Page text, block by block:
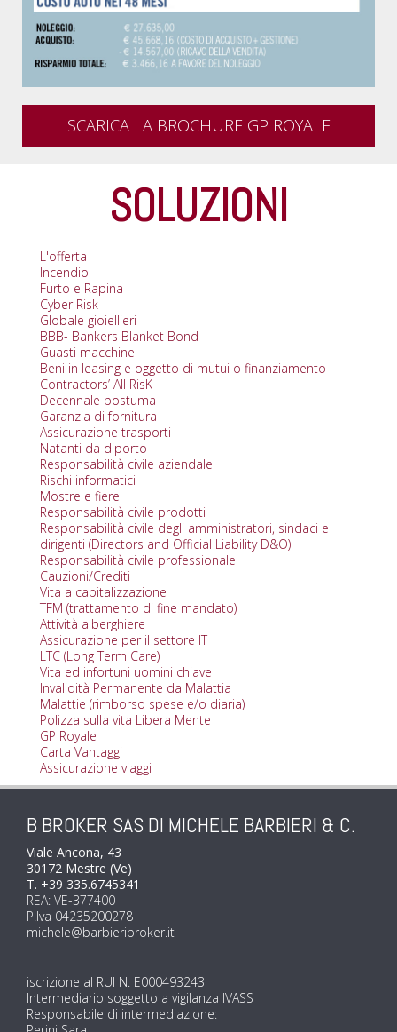
SCARICA LA BROCHURE GP ROYALE
SOLUZIONI
L'offerta
Incendio
Furto e Rapina
Cyber Risk
Globale gioiellieri
BBB- Bankers Blanket Bond
Guasti macchine
Beni in leasing e oggetto di mutui o finanziamento
Contractors’ All RisK
Decennale postuma
Garanzia di fornitura
Assicurazione trasporti
Natanti da diporto
Responsabilità civile aziendale
Rischi informatici
Mostre e fiere
Responsabilità civile prodotti
Responsabilità civile degli amministratori, sindaci e
dirigenti (Directors and Official Liability D&O)
Responsabilità civile professionale
Cauzioni/Crediti
Vita a capitalizzazione
TFM (trattamento di fine mandato)
Attività alberghiere
Assicurazione per il settore IT
LTC (Long Term Care)
Vita ed infortuni uomini chiave
Invalidità Permanente da Malattia
Malattie (rimborso spese e/o diaria)
Polizza sulla vita Libera Mente
GP Royale
Carta Vantaggi
Assicurazione viaggi
B BROKER SAS DI MICHELE BARBIERI & C.
Viale Ancona, 43
30172 Mestre (Ve)
T. +39 335.6745341
REA: VE-377400
P.Iva 04235200278
michele@barbieribroker.it
iscrizione al RUI N. E000493243
Intermediario soggetto a vigilanza IVASS
Responsabile di intermediazione: